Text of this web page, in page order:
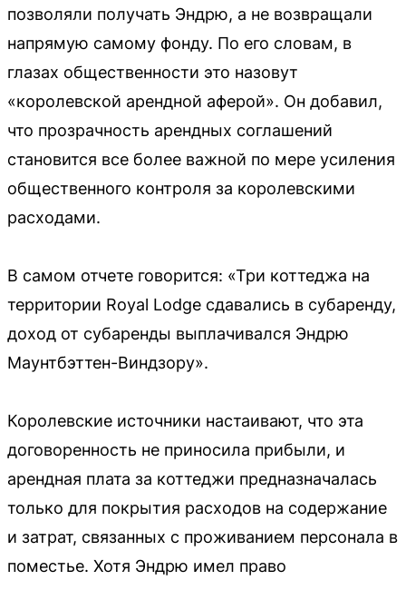
позволяли получать Эндрю, а не возвращали
напрямую самому фонду. По его словам, в
глазах общественности это назовут
«королевской арендной аферой». Он добавил,
что прозрачность арендных соглашений
становится все более важной по мере усиления
общественного контроля за королевскими
расходами.
В самом отчете говорится: «Три коттеджа на
территории Royal Lodge сдавались в субаренду,
доход от субаренды выплачивался Эндрю
Маунтбэттен-Виндзору».
Королевские источники настаивают, что эта
договоренность не приносила прибыли, и
арендная плата за коттеджи предназначалась
только для покрытия расходов на содержание
и затрат, связанных с проживанием персонала в
поместье. Хотя Эндрю имел право